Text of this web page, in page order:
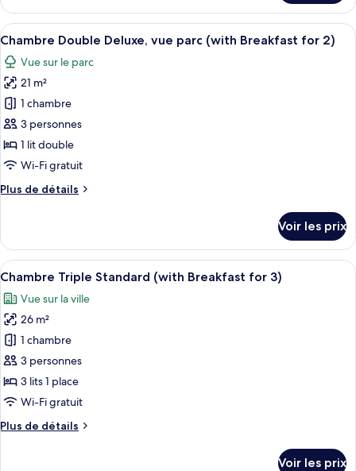
jumeaux,
vue
parc
(with
Breakfast
for
2)
le
type
de
Chambre
Deluxe
avec
lits
jumeaux,
vue
parc
(with
for
Afficher
toutes
les
photos
pour
ce
type
de
chambre :
Chambre
vue
parc
(with
Breakfast
for
2)
Une table dressée avec divers
7
Chambre Double Deluxe, vue parc (with Breakfast for 2)
Vue sur le parc
21 m²
1 chambre
3 personnes
1 lit double
Wi-Fi gratuit
Plus de détails
Plus
le
type
de
Chambre
Double
Deluxe,
vue
parc
(with
Breakfast
for
Voir les prix
Afficher
toutes
les
photos
pour
ce
type
de
chambre :
Chambre
Une table dressée avec divers
11
Chambre Triple Standard (with Breakfast for 3)
Vue sur la ville
26 m²
1 chambre
3 personnes
3 lits 1 place
Wi-Fi gratuit
Plus de détails
Plus
Voir les prix